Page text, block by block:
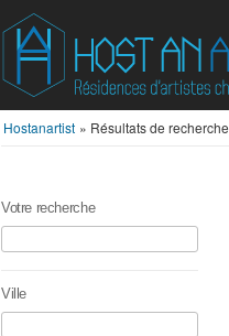
Hostanartist » Résultats de recherche
Votre recherche
Ville